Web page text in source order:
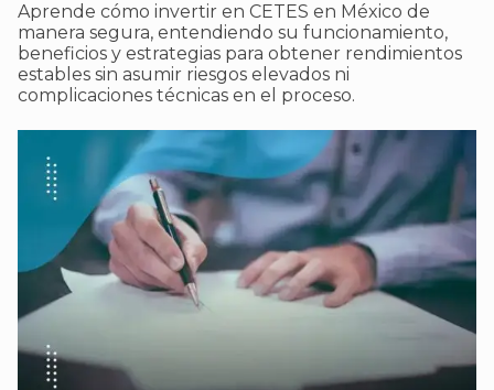
Aprende cómo invertir en CETES en México de
manera segura, entendiendo su funcionamiento,
beneficios y estrategias para obtener rendimientos
estables sin asumir riesgos elevados ni
complicaciones técnicas en el proceso.